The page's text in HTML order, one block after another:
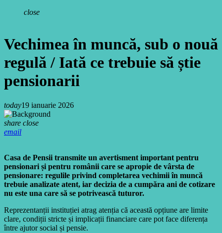
close
Vechimea în muncă, sub o nouă
regulă / Iată ce trebuie să știe
pensionarii
today19 ianuarie 2026
share close
email
Casa de Pensii transmite un avertisment important pentru
pensionari și pentru românii care se apropie de vârsta de
pensionare: regulile privind completarea vechimii în muncă
trebuie analizate atent, iar decizia de a cumpăra ani de cotizare
nu este una care să se potrivească tuturor.
Reprezentanții instituției atrag atenția că această opțiune are limite
clare, condiții stricte și implicații financiare care pot face diferența
între ajutor social și pensie.